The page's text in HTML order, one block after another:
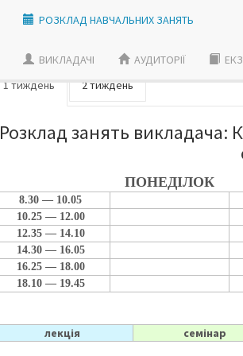
РОЗКЛАД НАВЧАЛЬНИХ ЗАНЯТЬ
ВИКЛАДАЧI АУДИТОРІЇ
1 тиждень
2 тиждень
Розклад занять викладача:
ПОНЕДІЛОК
8.30 — 10.05
10.25 — 12.00
12.35 — 14.10
14.30 — 16.05
16.25 — 18.00
18.10 — 19.45
лекція семінар